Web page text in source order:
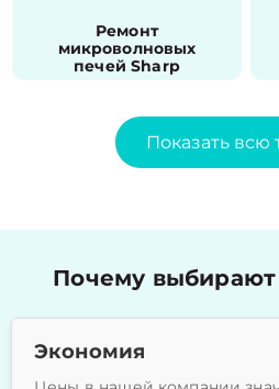
Ремонт
микроволновых
печей Sharp
Показать всю
Почему
Экономия